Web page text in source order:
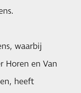
waarbij
Horen en Van
heeft